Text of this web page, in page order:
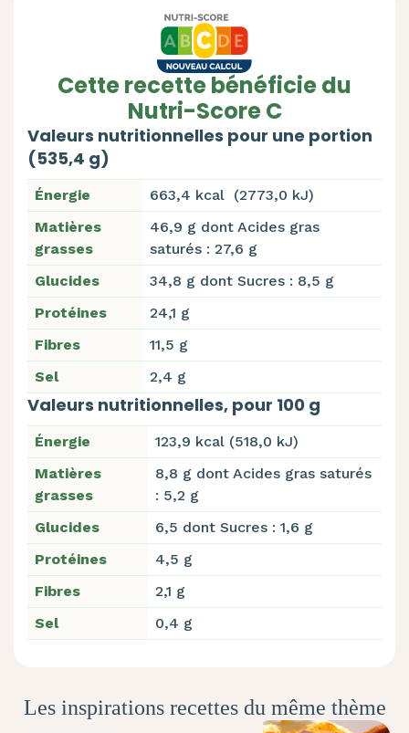
Cette recette bénéficie du
Nutri-Score C
Valeurs nutritionnelles pour une portion
(535,4 g)
Énergie
663,4 kcal (2773,0 kJ)
Matières
grasses
46,9 g dont Acides gras
saturés : 27,6 g
Glucides
34,8 g dont Sucres : 8,5 g
Protéines
24,1 g
Fibres
11,5 g
Sel
2,4 g
Valeurs nutritionnelles, pour 100 g
Énergie
123,9 kcal (518,0 kJ)
Matières
grasses
8,8 g dont Acides gras saturés
: 5,2 g
Glucides
6,5 dont Sucres : 1,6 g
Protéines
4,5 g
Fibres
2,1 g
Sel
0,4 g
Les inspirations recettes du même thème